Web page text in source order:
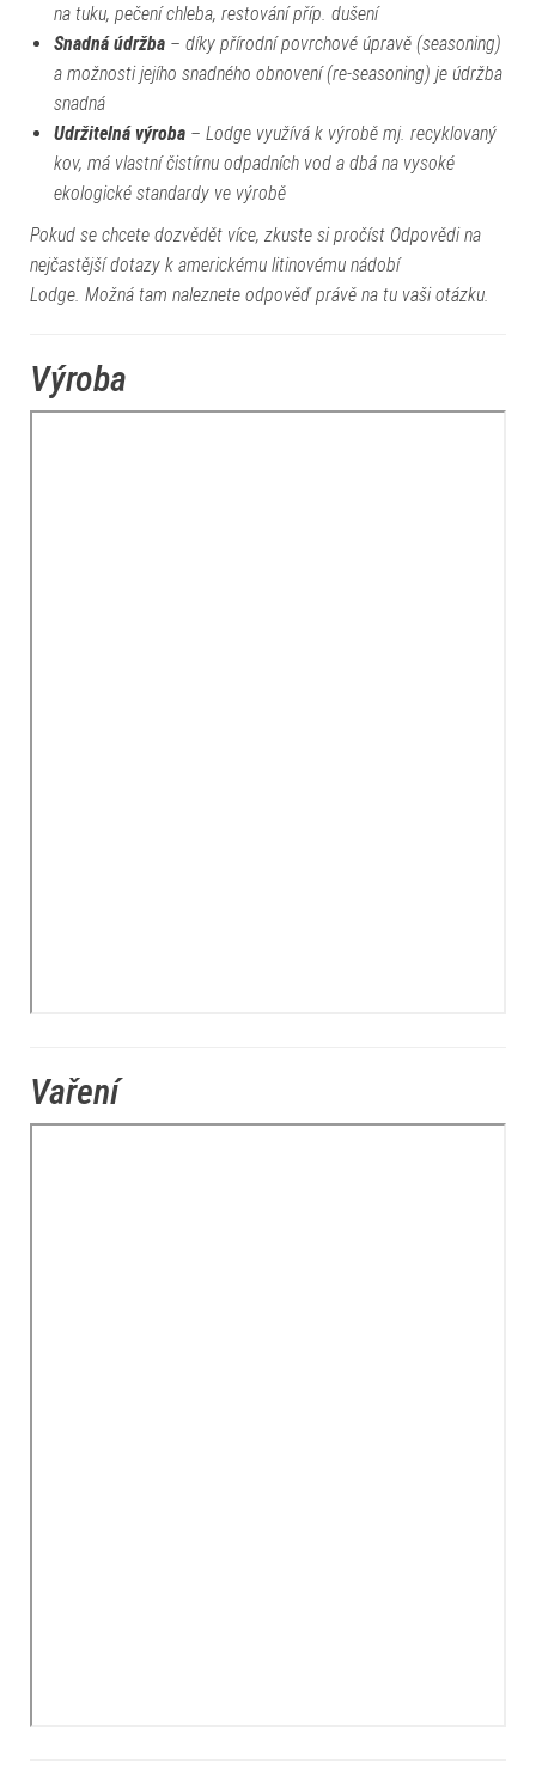
na tuku, pečení chleba, restování příp. dušení
Snadná údržba – díky přírodní povrchové úpravě (seasoning)
a možnosti jejího snadného obnovení (re-seasoning) je údržba
snadná
Udržitelná výroba – Lodge využívá k výrobě mj. recyklovaný
kov, má vlastní čistírnu odpadních vod a dbá na vysoké
ekologické standardy ve výrobě
Pokud se chcete dozvědět více, zkuste si pročíst Odpovědi na
nejčastější dotazy k americkému litinovému nádobí
Lodge. Možná tam naleznete odpověď právě na tu vaši otázku.
Výroba
Vaření